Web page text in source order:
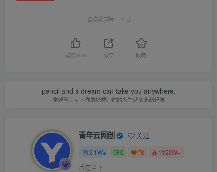
喜欢就支持一下吧
点赞 170 分享 收藏
pencil and a dream can take you anywhere.
拿起笔，写下你的梦想，你的人生就从此刻起航
青年云网创 关注
2.1W+ 0 78 1122W+
活在当下